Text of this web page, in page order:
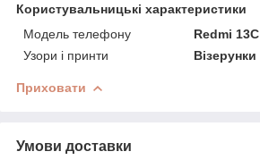
Користувальницькі характеристики
Модель телефону
Redmi 13C
Узори і принти
Візерунки
Приховати
Умови доставки